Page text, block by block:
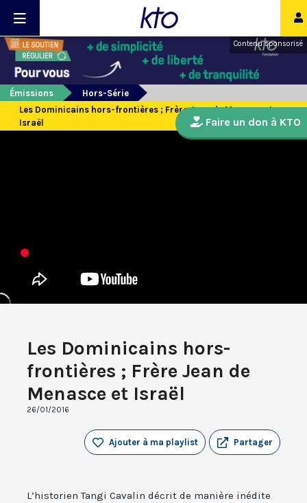
Contenu sponsorisé
Émissions
Hors-Série
Les Dominicains hors-frontières ; Frère Jean de Menasce et
Israël
Les Dominicains hors-
frontières ; Frère Jean de
Menasce et Israël
26/01/2016
Partager
Ajouter à ma playlist
L’historien Tangi Cavalin décrit de manière inédite
Faire un don à KTO